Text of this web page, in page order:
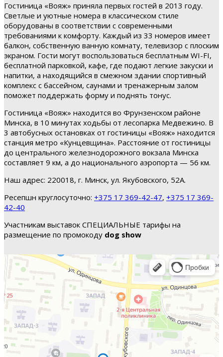
Гостиница «Вояж» приняла первых гостей в 2013 году.
Светлые и уютные номера в классическом стиле
оборудованы в соответствии с современными
требованиями к комфорту. Каждый из 33 номеров имеет
балкон, собственную ванную комнату, телевизор с плоским
экраном. Гости могут воспользоваться бесплатным WI-FI,
бесплатной парковкой, кафе, где подают легкие закуски и
напитки, а находящийся в смежном здании спортивный
комплекс с бассейном, саунами и тренажерным залом
поможет поддержать форму и поднять тонус.
Гостиница «Вояж» находится во Фрунзенском районе
Минска, в 10 минутах ходьбы от лесопарка Медвежино. В
3 автобусных остановках от гостиницы «Вояж» находится
станция метро «Кунцевщина». Расстояние от гостиницы
до центрального железнодорожного вокзала Минска
составляет 9 км, а до национального аэропорта — 56 км.
Наш адрес: 220018, г. Минск, ул. Якубовского, 52А.
Ресепшн круглосуточно: +375 17 369-42-47, +375 17 369-
42-40
Участникам выставок СПЕЦИАЛЬНЫЕ тарифы на
размещение по промокоду dog show